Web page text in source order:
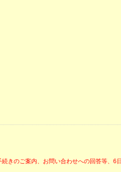
きのご案内、お問い合わせへの回答等、6